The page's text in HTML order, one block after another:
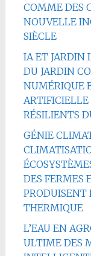
COMME DES
NOUVELLE
SIÈCLE
IA ET JARDIN
DU JARDIN
NUMÉRIQUE
ARTIFICIELLE
RÉSILIENTS
GÉNIE
DES FERMES
PRODUISENT
THERMIQUE
L’EAU EN
ULTIME DES